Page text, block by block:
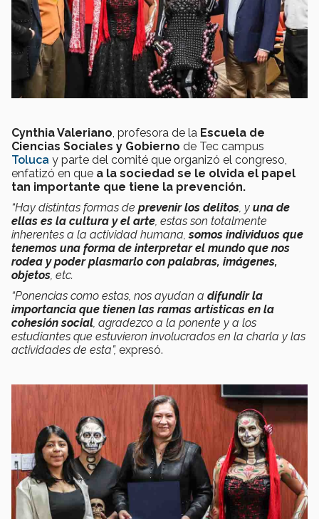
Cynthia Valeriano, profesora de la Escuela de
Ciencias Sociales y Gobierno de Tec campus
Toluca y parte del comité que organizó el congreso,
enfatizó en que a la sociedad se le olvida el papel
tan importante que tiene la prevención.
“Hay distintas formas de prevenir los delitos, y una de
ellas es la cultura y el arte, estas son totalmente
inherentes a la actividad humana,somos individuos que
tenemos una forma de interpretar el mundo que nos
rodea y poder plasmarlo con palabras, imágenes,
objetos, etc.
“Ponencias como estas, nos ayudan a difundir la
importancia que tienen las ramas artísticas en la
cohesión social, agradezco a la ponente y a los
estudiantes que estuvieron involucrados en la charla y las
actividades de esta”, expresó.